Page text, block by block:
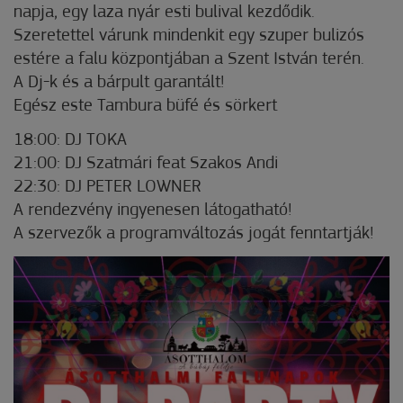
napja, egy laza nyár esti bulival kezdődik.
Szeretettel várunk mindenkit egy szuper bulizós
estére a falu központjában a Szent István terén.
A Dj-k és a bárpult garantált!
Egész este Tambura büfé és sörkert
18:00: DJ TOKA
21:00: DJ Szatmári feat Szakos Andi
22:30: DJ PETER LOWNER
A rendezvény ingyenesen látogatható!
A szervezők a programváltozás jogát fenntartják!